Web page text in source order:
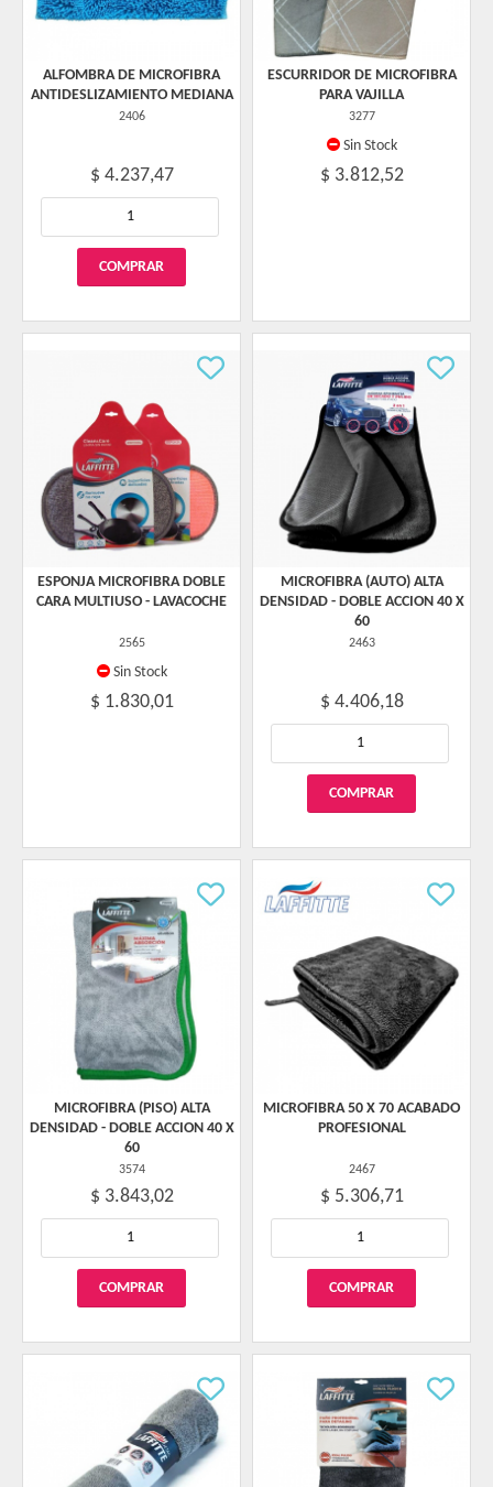
ALFOMBRA DE MICROFIBRA
ANTIDESLIZAMIENTO MEDIANA
2406
$ 4.237,47
ESCURRIDOR DE MICROFIBRA
PARA VAJILLA
3277
Sin Stock
$ 3.812,52
ESPONJA MICROFIBRA DOBLE
CARA MULTIUSO - LAVACOCHE
2565
Sin Stock
$ 1.830,01
MICROFIBRA (AUTO) ALTA
DENSIDAD - DOBLE ACCION 40 X
60
2463
$ 4.406,18
MICROFIBRA (PISO) ALTA
DENSIDAD - DOBLE ACCION 40 X
60
3574
$ 3.843,02
MICROFIBRA 50 X 70 ACABADO
PROFESIONAL
2467
$ 5.306,71